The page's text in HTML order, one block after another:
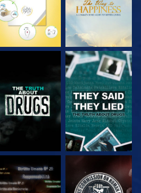
GUARDA GUARDA
GUARDA GUARDA